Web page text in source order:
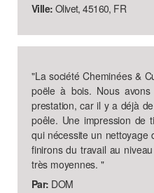
Ville: Olivet, 45160, FR
"La société Cheminées &
poële à bois. Nous
prestation, car il y a déjà
poêle. Une impression de
qui nécessite un nettoyage
finirons du travail au
très moyennes. "
Par: DOM